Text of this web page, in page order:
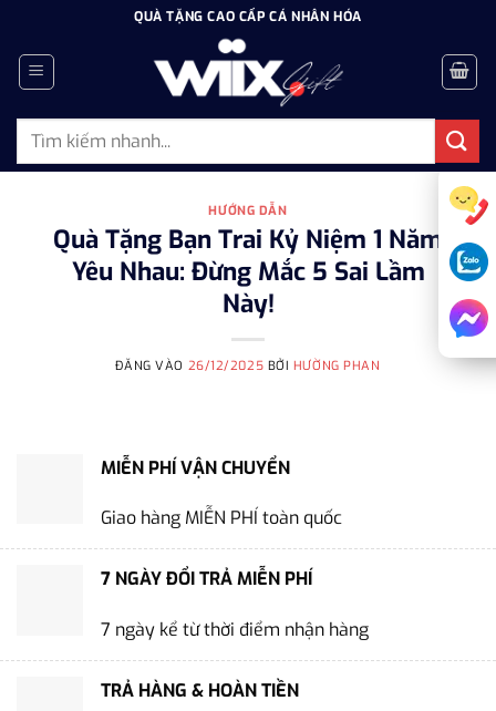
dung
QUÀ TẶNG CAO CẤP CÁ NHÂN HÓA
Tìm
HƯỚNG DẪN
Quà Tặng Bạn Trai Kỷ Niệm 1 Năm
Yêu Nhau: Đừng Mắc 5 Sai Lầm
Này!
ĐĂNG VÀO 26/12/2025 BỞI HƯỜNG PHAN
MIỄN PHÍ VẬN CHUYỂN
Giao hàng MIỄN PHÍ toàn quốc
7 NGÀY ĐỔI TRẢ MIỄN PHÍ
7 ngày kể từ thời điểm nhận hàng
TRẢ HÀNG & HOÀN TIỀN